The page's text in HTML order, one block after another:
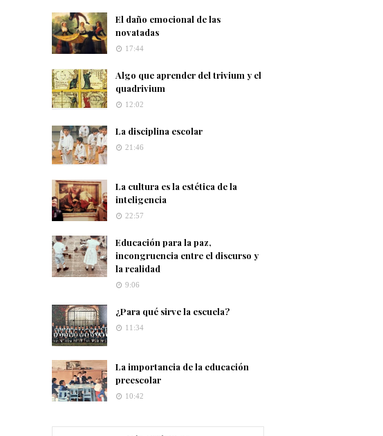
El daño emocional de las
novatadas
17:44
Algo que aprender del trivium y el
quadrivium
12:02
La disciplina escolar
21:46
La cultura es la estética de la
inteligencia
22:57
Educación para la paz,
incongruencia entre el discurso y
la realidad
9:06
¿Para qué sirve la escuela?
11:34
La importancia de la educación
preescolar
10:42